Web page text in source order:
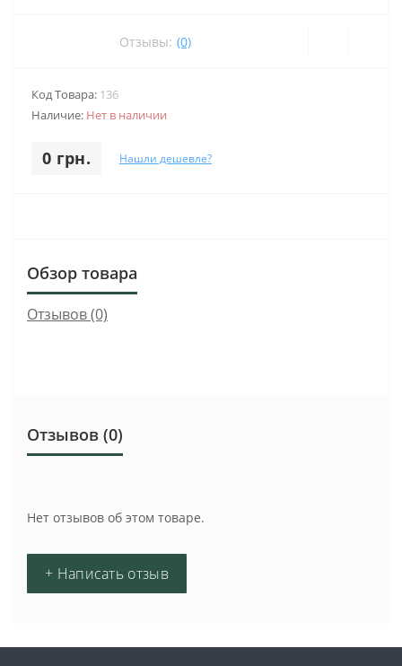
Отзывы: (0)
Код Товара: 136
Наличие: Нет в наличии
0 грн. Нашли дешевле?
Обзор товара
Отзывов (0)
Отзывов (0)
Нет отзывов об этом товаре.
+ Написать отзыв